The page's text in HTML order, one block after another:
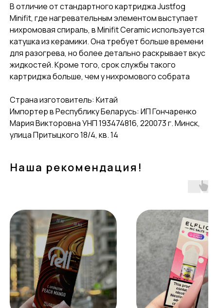
В отличие от стандартного картриджа Justfog
Minifit, где нагревательным элементом выступает
нихромовая спираль, в Minifit Ceramic используется
катушка из керамики. Она требует больше времени
для разогрева, но более детально раскрывает вкус
жидкостей. Кроме того, срок службы такого
картриджа больше, чем у нихромового собрата
Страна изготовитель: Китай
Импортер в Республику Беларусь: ИП Гончаренко
Мария Викторовна УНП 193474816, 220073 г. Минск,
улица Притыцкого 18/4, кв. 14
Наша рекомендация!